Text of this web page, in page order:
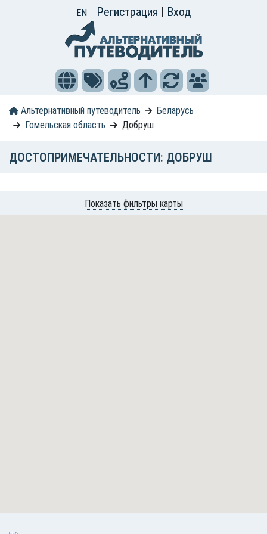
EN Регистрация | Вход
Альтернативный путеводитель
Беларусь
Гомельская область
Добруш
ДОСТОПРИМЕЧАТЕЛЬНОСТИ: ДОБРУШ
Показать фильтры карты